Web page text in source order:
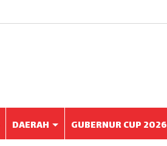
DAERAH GUBERNUR CUP 2026